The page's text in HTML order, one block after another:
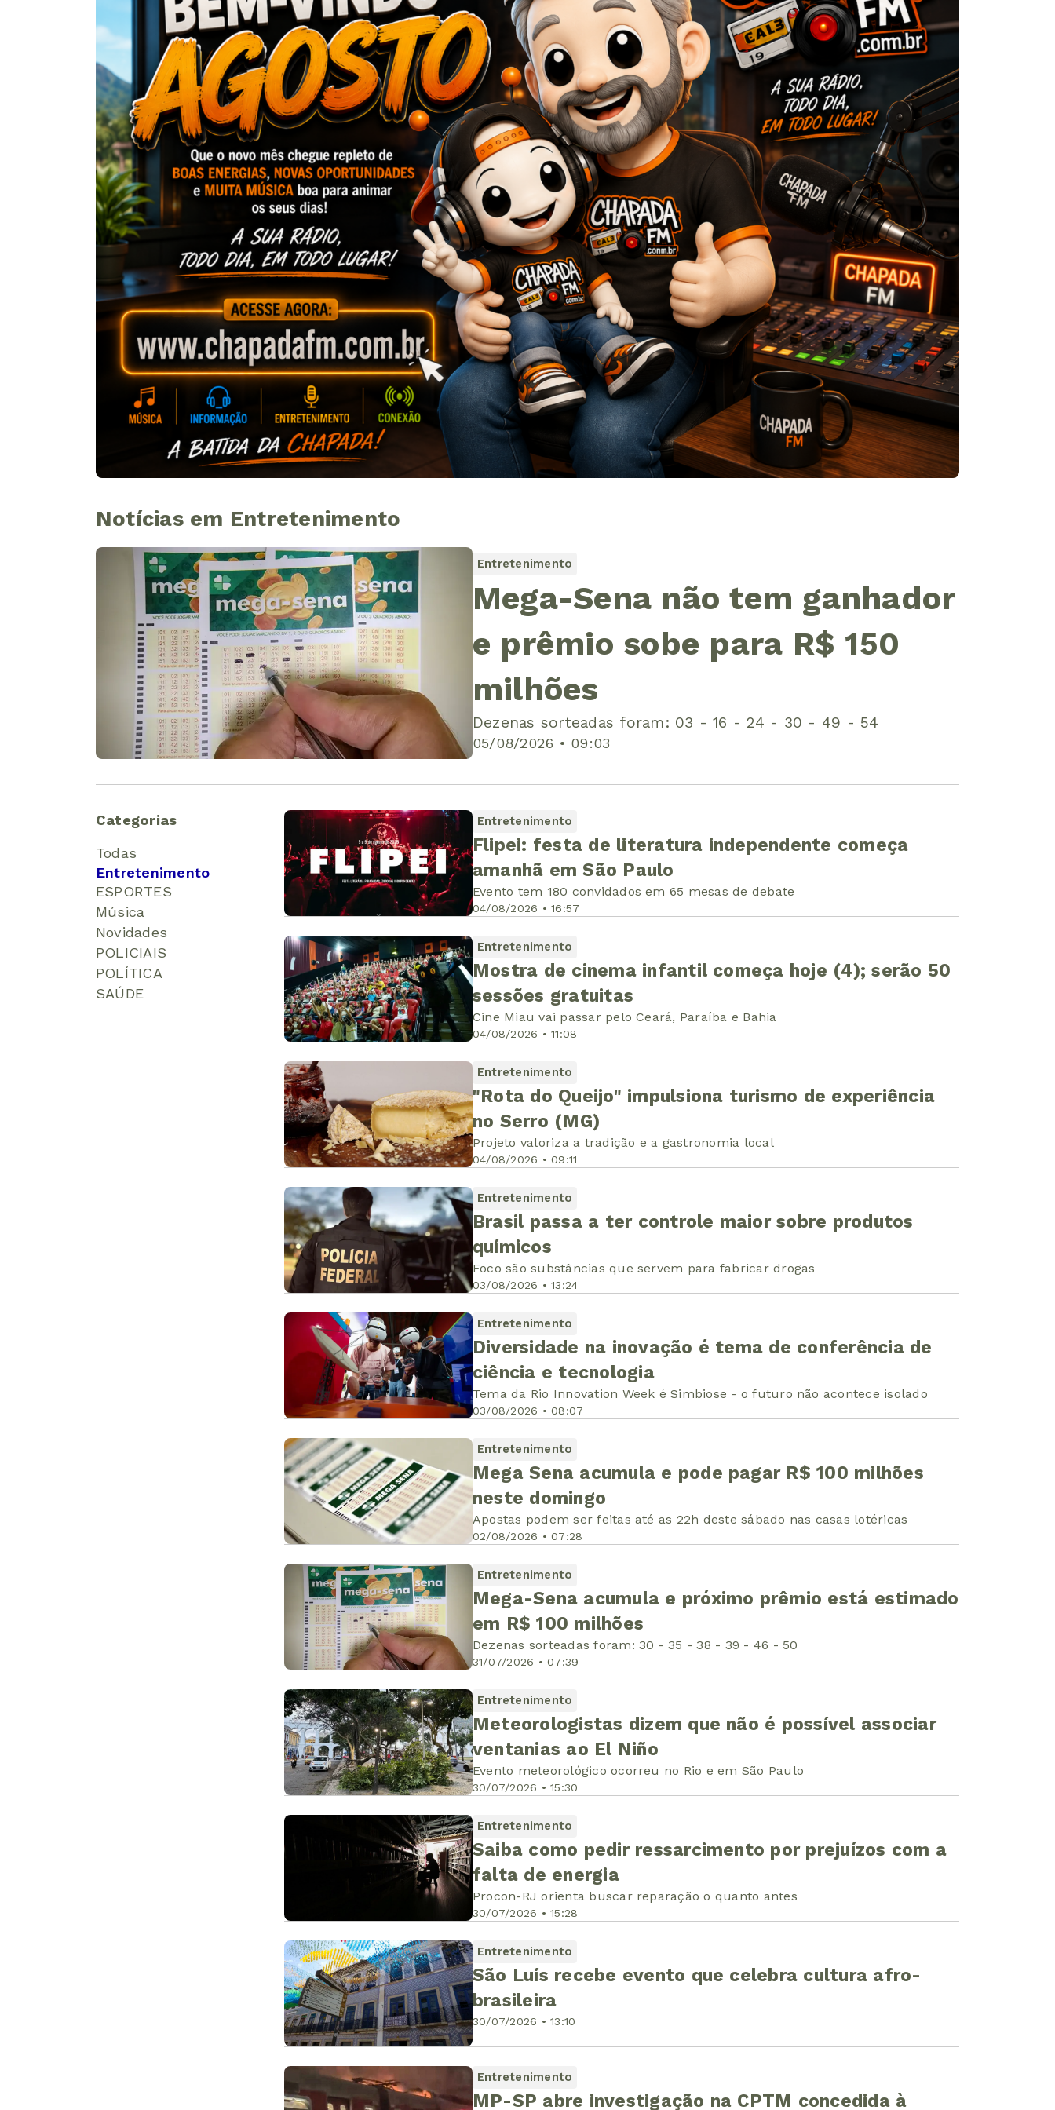
Notícias em Entretenimento
Entretenimento
05/08/2026 • 09:03
Mega-Sena não tem ganhador
e prêmio sobe para R$ 150
milhões
Dezenas sorteadas foram: 03 - 16 - 24 - 30 - 49 - 54
Categorias
Todas
Entretenimento
ESPORTES
Música
Novidades
POLICIAIS
POLÍTICA
SAÚDE
Entretenimento
04/08/2026 • 16:57
Flipei: festa de literatura independente começa
amanhã em São Paulo
Evento tem 180 convidados em 65 mesas de debate
Entretenimento
04/08/2026 • 11:08
Mostra de cinema infantil começa hoje (4); serão 50
sessões gratuitas
Cine Miau vai passar pelo Ceará, Paraíba e Bahia
Entretenimento
04/08/2026 • 09:11
"Rota do Queijo" impulsiona turismo de experiência
no Serro (MG)
Projeto valoriza a tradição e a gastronomia local
Entretenimento
03/08/2026 • 13:24
Brasil passa a ter controle maior sobre produtos
químicos
Foco são substâncias que servem para fabricar drogas
Entretenimento
03/08/2026 • 08:07
Diversidade na inovação é tema de conferência de
ciência e tecnologia
Tema da Rio Innovation Week é Simbiose - o futuro não acontece isolado
Entretenimento
02/08/2026 • 07:28
Mega Sena acumula e pode pagar R$ 100 milhões
neste domingo
Apostas podem ser feitas até as 22h deste sábado nas casas lotéricas
Entretenimento
31/07/2026 • 07:39
Mega-Sena acumula e próximo prêmio está estimado
em R$ 100 milhões
Dezenas sorteadas foram: 30 - 35 - 38 - 39 - 46 - 50
Entretenimento
30/07/2026 • 15:30
Meteorologistas dizem que não é possível associar
ventanias ao El Niño
Evento meteorológico ocorreu no Rio e em São Paulo
Entretenimento
30/07/2026 • 15:28
Saiba como pedir ressarcimento por prejuízos com a
falta de energia
Procon-RJ orienta buscar reparação o quanto antes
Entretenimento
30/07/2026 • 13:10
São Luís recebe evento que celebra cultura afro-
brasileira
Entretenimento
MP-SP abre investigação na CPTM concedida à